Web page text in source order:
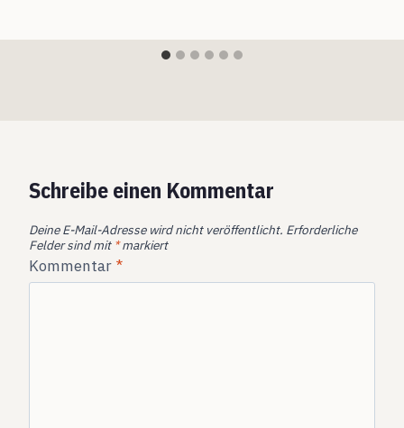
Schreibe einen Kommentar
Deine E-Mail-Adresse wird nicht veröffentlicht. Erforderliche
Felder sind mit *markiert
Kommentar *